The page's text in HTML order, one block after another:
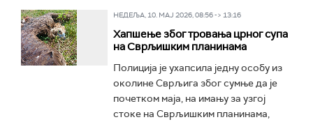
НЕДЕЉА, 10. МАЈ 2026, 08:56 -> 13:16
Хапшење због тровања црног супа
на Сврљишким планинама
Полиција је ухапсила једну особу из
околине Сврљига због сумње да је
почетком маја, на имању за узгој
стоке на Сврљишким планинама,